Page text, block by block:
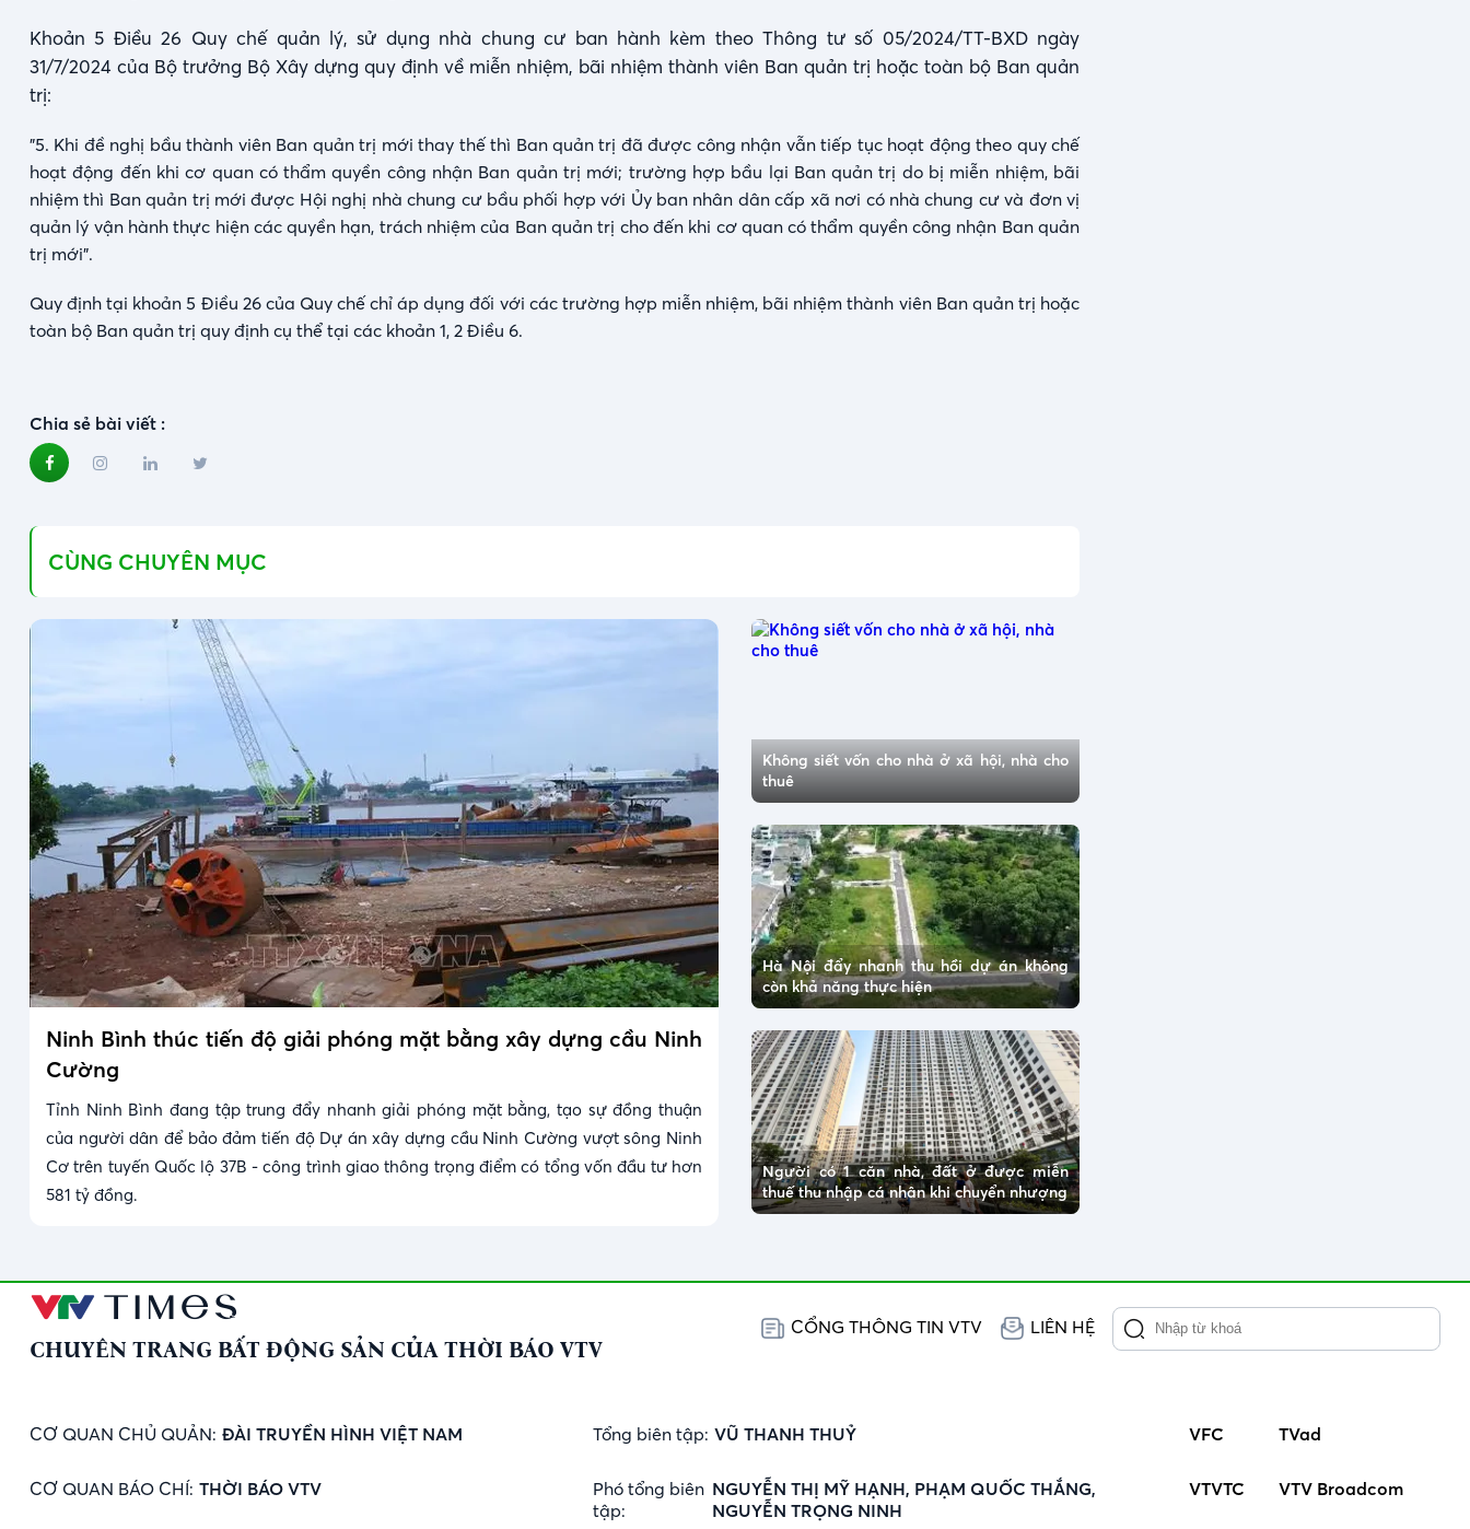
Khoản 5 Điều 26 Quy chế quản lý, sử dụng nhà chung cư ban hành kèm theo Thông tư số 05/2024/TT-BXD ngày
31/7/2024 của Bộ trưởng Bộ Xây dựng quy định về miễn nhiệm, bãi nhiệm thành viên Ban quản trị hoặc toàn bộ Ban quản
trị:
"5. Khi đề nghị bầu thành viên Ban quản trị mới thay thế thì Ban quản trị đã được công nhận vẫn tiếp tục hoạt động theo quy chế
hoạt động đến khi cơ quan có thẩm quyền công nhận Ban quản trị mới; trường hợp bầu lại Ban quản trị do bị miễn nhiệm, bãi
nhiệm thì Ban quản trị mới được Hội nghị nhà chung cư bầu phối hợp với Ủy ban nhân dân cấp xã nơi có nhà chung cư và đơn vị
quản lý vận hành thực hiện các quyền hạn, trách nhiệm của Ban quản trị cho đến khi cơ quan có thẩm quyền công nhận Ban quản
trị mới".
Quy định tại khoản 5 Điều 26 của Quy chế chỉ áp dụng đối với các trường hợp miễn nhiệm, bãi nhiệm thành viên Ban quản trị hoặc
toàn bộ Ban quản trị quy định cụ thể tại các khoản 1, 2 Điều 6.
Chia sẻ bài viết :
CÙNG CHUYÊN MỤC
Ninh Bình thúc tiến độ giải phóng mặt bằng xây dựng cầu Ninh
Cường
Tỉnh Ninh Bình đang tập trung đẩy nhanh giải phóng mặt bằng, tạo sự đồng thuận
của người dân để bảo đảm tiến độ Dự án xây dựng cầu Ninh Cường vượt sông Ninh
Cơ trên tuyến Quốc lộ 37B - công trình giao thông trọng điểm có tổng vốn đầu tư hơn
581 tỷ đồng.
Không siết vốn cho nhà ở xã hội, nhà cho
thuê
Hà Nội đẩy nhanh thu hồi dự án không
còn khả năng thực hiện
Người có 1 căn nhà, đất ở được miễn
thuế thu nhập cá nhân khi chuyển nhượng
CHUYÊN TRANG BẤT ĐỘNG SẢN CỦA THỜI BÁO VTV
CỔNG THÔNG TIN VTV LIÊN HỆ
CƠ QUAN CHỦ QUẢN: ĐÀI TRUYỀN HÌNH VIỆT NAM
CƠ QUAN BÁO CHÍ: THỜI BÁO VTV
Tổng biên tập: VŨ THANH THUỶ
Phó tổng biên
tập:
NGUYỄN THỊ MỸ HẠNH, PHẠM QUỐC THẮNG,
NGUYỄN TRỌNG NINH
VFC
VTVTC
TVad
VTV Broadcom